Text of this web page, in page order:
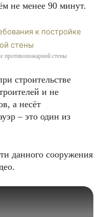
не менее 90 минут.
противопожарной стены
строительстве
и не
а несёт
– это один из
данного сооружения